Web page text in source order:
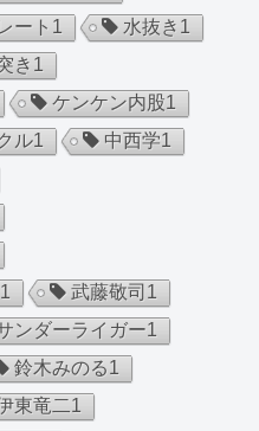
ート 1 水抜き 1
き 1
ケンケン内股1
ル1 中西学1
1 武藤敬司 1
ンダーライガー1
鈴木みのる1
東竜二1